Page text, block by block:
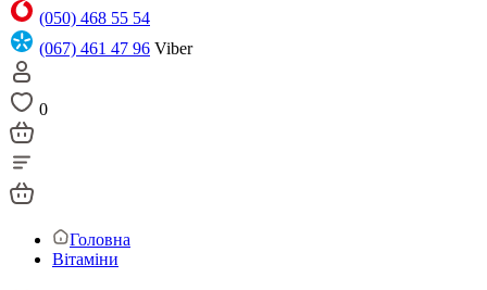
(050) 468 55 54
(067) 461 47 96 Viber
0
Головна
Вітаміни